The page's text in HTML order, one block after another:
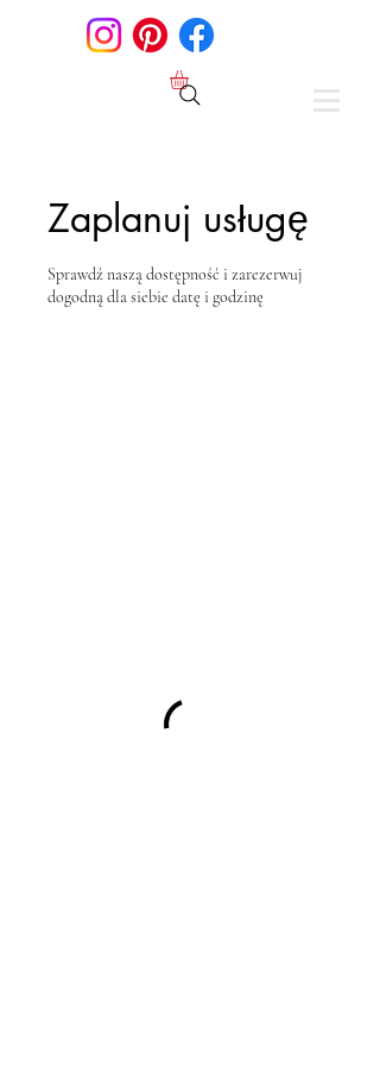
Zaplanuj usługę
Sprawdź naszą dostępność i zarezerwuj
dogodną dla siebie datę i godzinę